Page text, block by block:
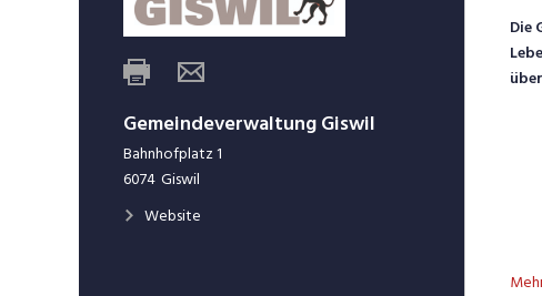
Gemeindeverwaltung Giswil
Bahnhofplatz 1
6074 Giswil
Website
Die